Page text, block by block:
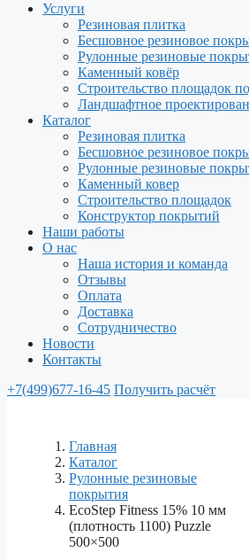
Услуги
Резиновая плитка
Бесшовное резиновое
Рулонные резиновые
Каменный ковёр
Строительство площадок
Ландшафтное
Каталог
Резиновая плитка
Бесшовное резиновое
Рулонные резиновые
Каменный ковер
Строительство площадок
Конструктор покрытий
Наши работы
О нас
Наша история и команда
Отзывы
Оплата
Доставка
Сотрудничество
Новости
Контакты
+7(499)677-16-45 Получить расчёт
Главная
Каталог
Рулонные резиновые
покрытия
EcoStep Fitness 15% 10 мм
(плотность 1100) Puzzle
500×500